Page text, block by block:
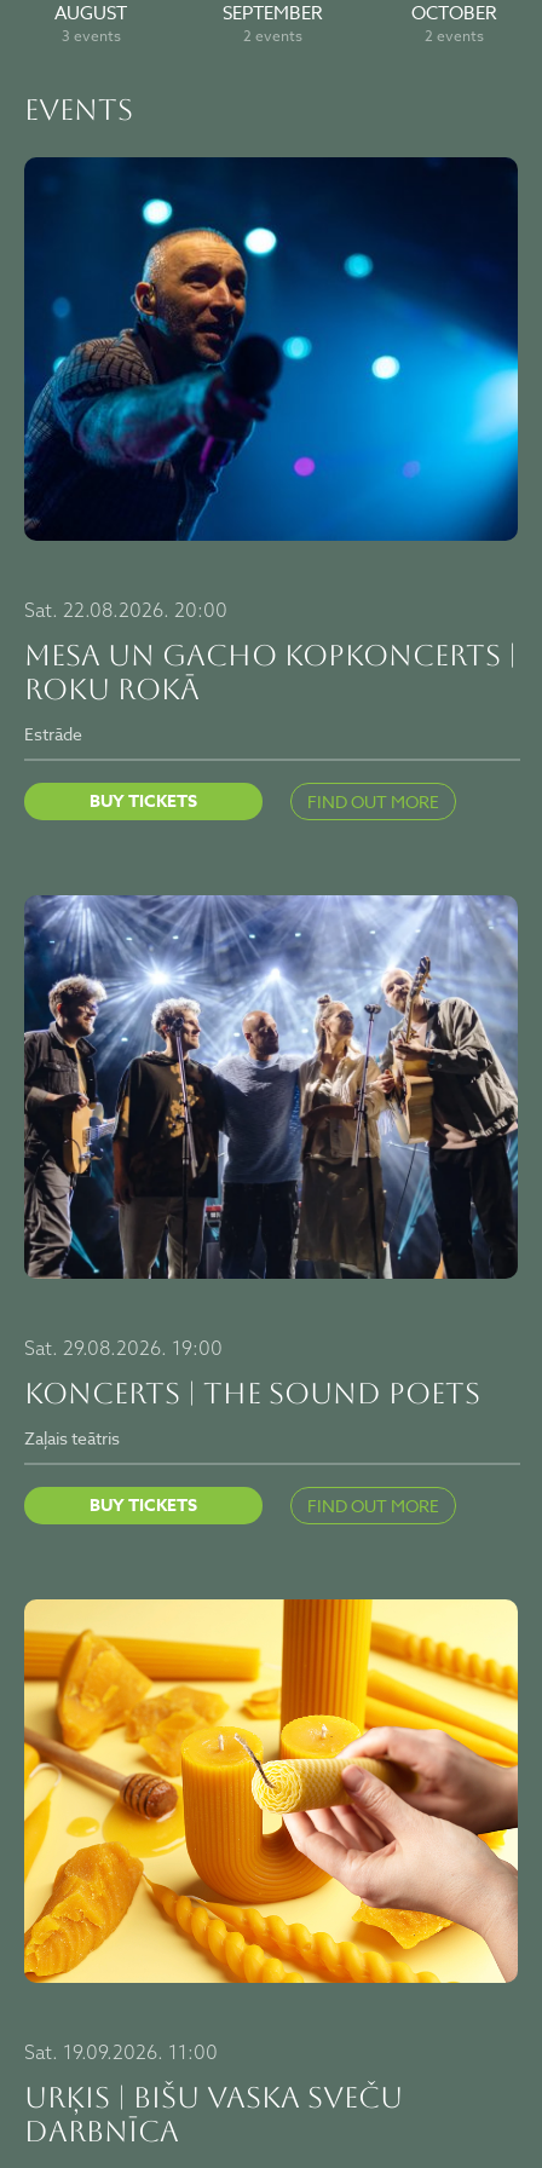
AUGUST
3 events
SEPTEMBER
2 events
OCTOBER
2 events
Events
Sat. 22.08.2026. 20:00
MESA un GACHO kopkoncerts |
ROKU ROKĀ
Estrāde
BUY TICKETS FIND OUT MORE
Sat. 29.08.2026. 19:00
KONCERTS | THE SOUND POETS
Zaļais teātris
BUY TICKETS FIND OUT MORE
Sat. 19.09.2026. 11:00
URĶIS | BIŠU VASKA SVEČU
DARBNĪCA